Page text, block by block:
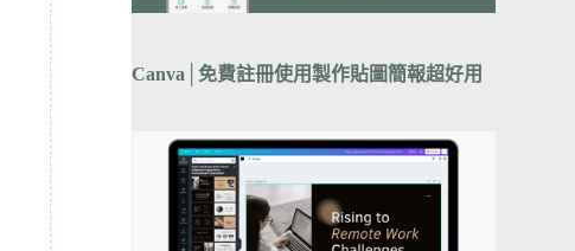
Canva │免費註冊使用製作貼圖簡報超好用